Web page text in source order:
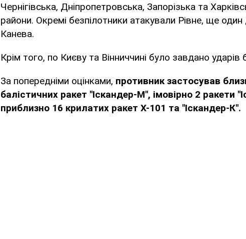
Чернігівська, Дніпропетровська, Запорізька та
райони. Окремі безпілотники атакували Рівне, ще
Канева.
Крім того, по Києву та Вінниччині було завдано
За попередніми оцінками, противник застосував
балістичних ракет "Іскандер-М", імовірно 2 ракети
приблизно 16 крилатих ракет Х-101 та "Іскандер-К".